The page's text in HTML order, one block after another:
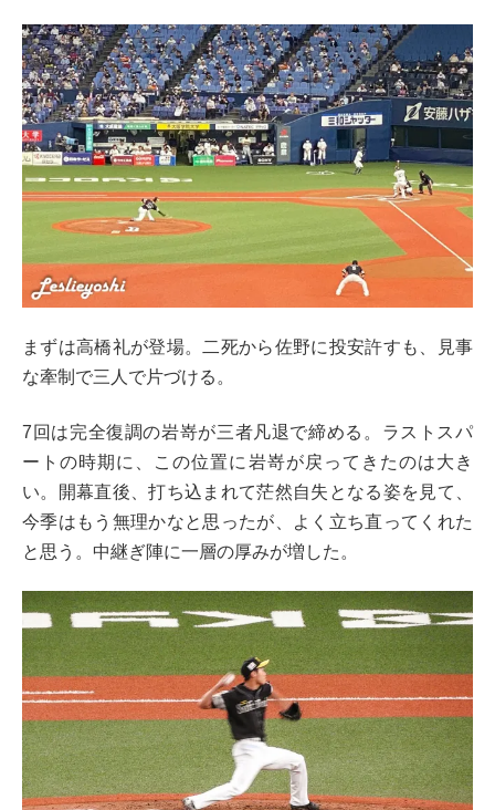
まずは高橋礼が登場。二死から佐野に投安許すも、見事
な牽制で三人で片づける。
7回は完全復調の岩嵜が三者凡退で締める。ラストスパ
ートの時期に、この位置に岩嵜が戻ってきたのは大き
い。開幕直後、打ち込まれて茫然自失となる姿を見て、
今季はもう無理かなと思ったが、よく立ち直ってくれた
と思う。中継ぎ陣に一層の厚みが増した。